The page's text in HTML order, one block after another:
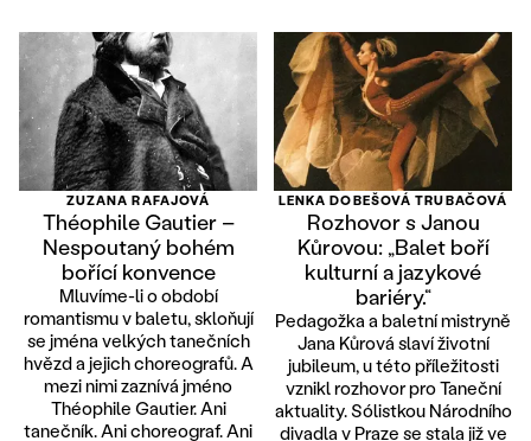
ZUZANA RAFAJOVÁ
Théophile Gautier –
Nespoutaný bohém
bořící konvence
Mluvíme-li o období
romantismu v baletu, skloňují
se jména velkých tanečních
hvězd a jejich choreografů. A
mezi nimi zaznívá jméno
Théophile Gautier. Ani
tanečník. Ani choreograf. Ani
LENKA DOBEŠOVÁ TRUBAČOVÁ
Rozhovor s Janou
Kůrovou: „Balet boří
kulturní a jazykové
bariéry.“
Pedagožka a baletní mistryně
Jana Kůrová slaví životní
jubileum, u této příležitosti
vznikl rozhovor pro Taneční
aktuality. Sólistkou Národního
divadla v Praze se stala již ve